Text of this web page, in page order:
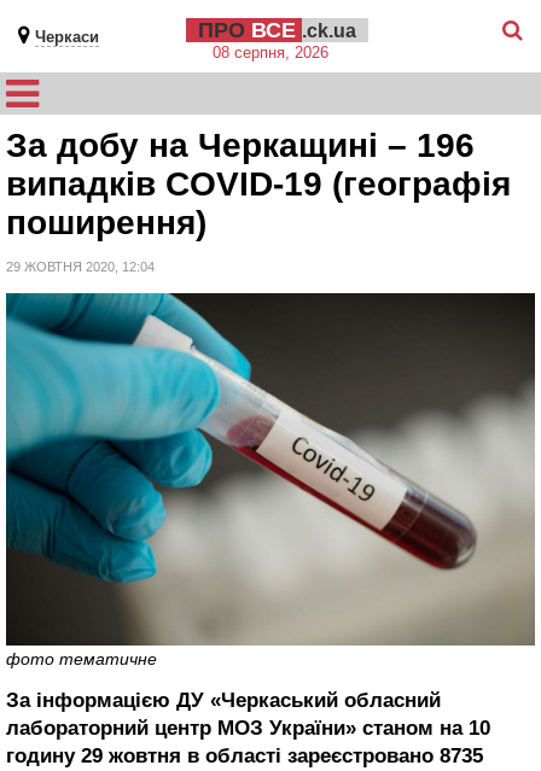
Черкаси ПРО ВСЕ .ck.ua
08 серпня, 2026
За добу на Черкащині – 196
випадків COVID-19 (географія
поширення)
29 ЖОВТНЯ 2020, 12:04
фото тематичне
За інформацією ДУ «Черкаський обласний
лабораторний центр МОЗ України» станом на 10
годину 29 жовтня в області зареєстровано 8735